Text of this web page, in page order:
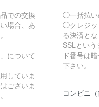
での交換
場合、あ
について
していま
ございま
◯一括払い
◯クレジッ
る決済と
SSLとい
ド番号は
下さい。
コンビニ（